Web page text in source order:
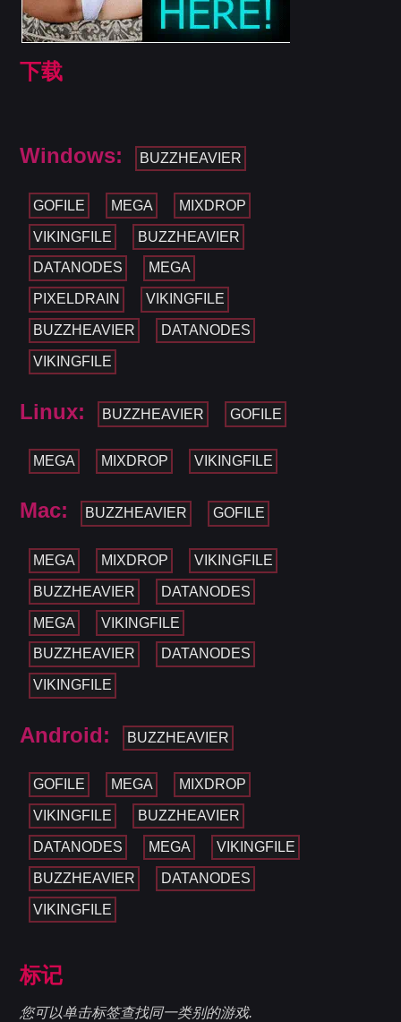
下载
Windows: BUZZHEAVIER
GOFILE MEGA MIXDROP
VIKINGFILE BUZZHEAVIER
DATANODES MEGA
PIXELDRAIN VIKINGFILE
BUZZHEAVIER DATANODES
VIKINGFILE
Linux: BUZZHEAVIER GOFILE
MEGA MIXDROP VIKINGFILE
Mac: BUZZHEAVIER GOFILE
MEGA MIXDROP VIKINGFILE
BUZZHEAVIER DATANODES
MEGA VIKINGFILE
BUZZHEAVIER DATANODES
VIKINGFILE
Android: BUZZHEAVIER
GOFILE MEGA MIXDROP
VIKINGFILE BUZZHEAVIER
DATANODES MEGA VIKINGFILE
BUZZHEAVIER DATANODES
VIKINGFILE
标记
您可以单击标签查找同一类别的游戏.